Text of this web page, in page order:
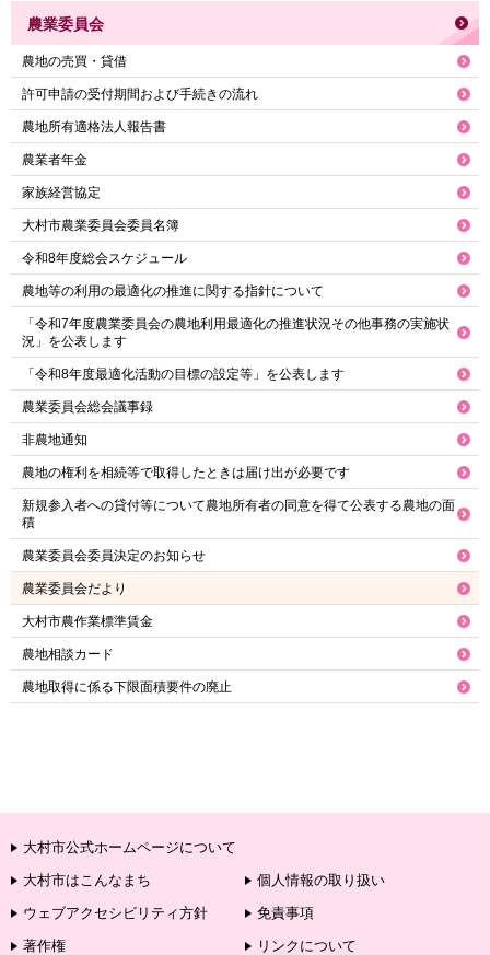
農業委員会
農地の売買・貸借
許可申請の受付期間および手続きの流れ
農地所有適格法人報告書
農業者年金
家族経営協定
大村市農業委員会委員名簿
令和8年度総会スケジュール
農地等の利用の最適化の推進に関する指針について
「令和7年度農業委員会の農地利用最適化の推進状況その他事務の実施状
況」を公表します
「令和8年度最適化活動の目標の設定等」を公表します
農業委員会総会議事録
非農地通知
農地の権利を相続等で取得したときは届け出が必要です
新規参入者への貸付等について農地所有者の同意を得て公表する農地の面
積
農業委員会委員決定のお知らせ
農業委員会だより
大村市農作業標準賃金
農地相談カード
農地取得に係る下限面積要件の廃止
大村市公式ホームページについて
大村市はこんなまち
個人情報の取り扱い
ウェブアクセシビリティ方針
免責事項
著作権
リンクについて